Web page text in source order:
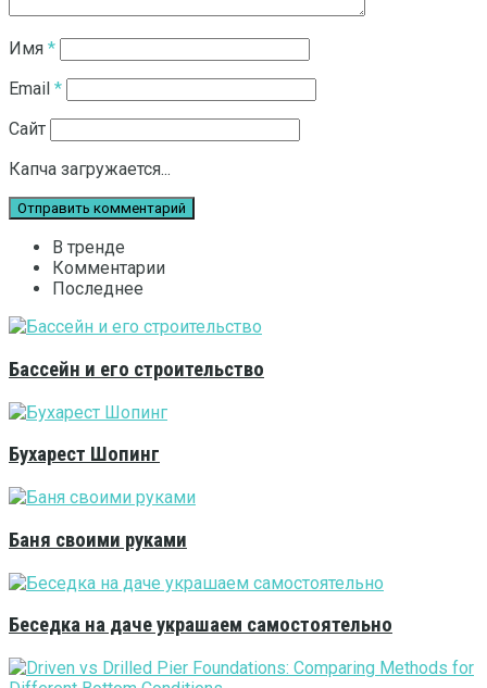
Имя *
Email *
Сайт
Капча загружается...
В тренде
Комментарии
Последнее
Бассейн и его строительство
Бухарест Шопинг
Баня своими руками
Беседка на даче украшаем самостоятельно